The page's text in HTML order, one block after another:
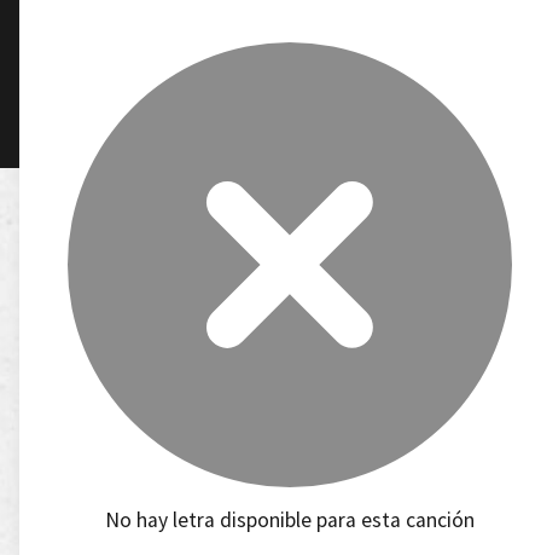
No hay letra disponible para esta canción